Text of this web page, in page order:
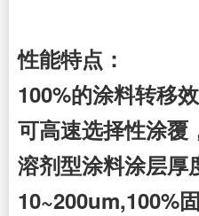
性能特点：
100%的涂料转移效
可高速选择性涂覆
溶剂型涂料涂层厚
10~200um,100%